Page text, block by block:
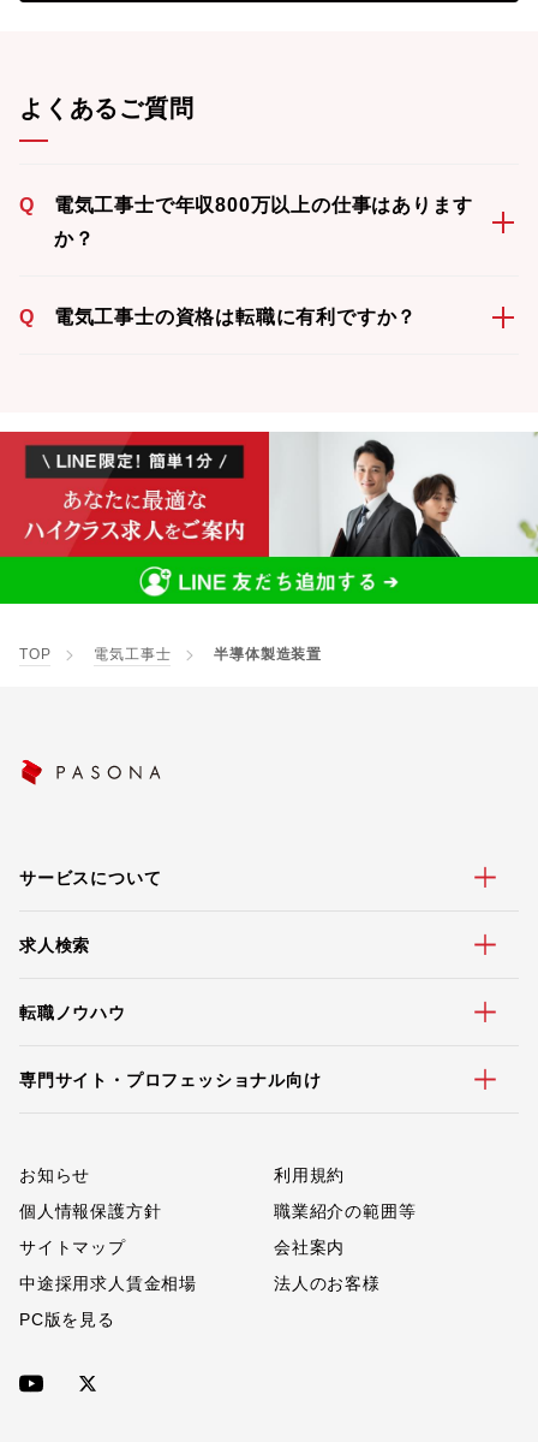
よくあるご質問
Q
電気工事士で年収800万以上の仕事はあります
か？
Q 電気工事士の資格は転職に有利ですか？
TOP 電気工事士 半導体製造装置
サービスについて
求人検索
転職ノウハウ
専門サイト・プロフェッショナル向け
お知らせ
利用規約
個人情報保護方針
職業紹介の範囲等
サイトマップ
会社案内
中途採用求人賃金相場
法人のお客様
PC版を見る